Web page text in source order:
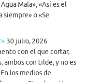
Mala», «Así es el
siempre» o «Se
30 julio, 2026
con el que cortar,
ambos con tilde, y no es
los medios de